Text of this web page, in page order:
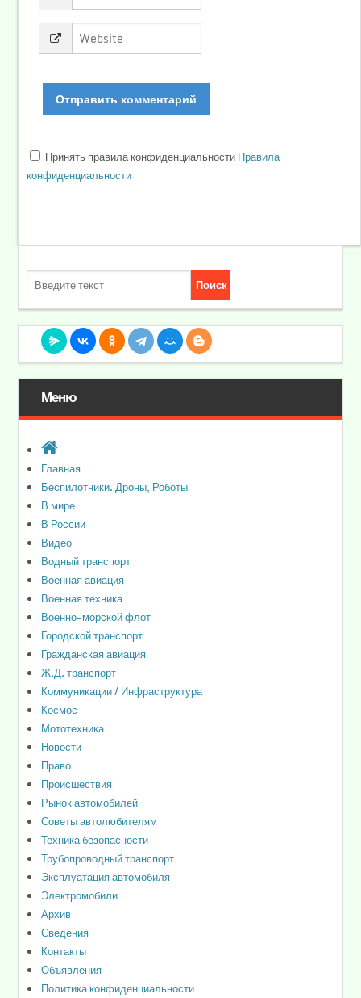
Принять правила конфиденциальностиПравила
конфиденциальности
Меню
Главная
Беспилотники. Дроны, Роботы
В мире
В России
Видео
Водный транспорт
Военная авиация
Военная техника
Военно-морской флот
Городской транспорт
Гражданская авиация
Ж.Д. транспорт
Коммуникации / Инфраструктура
Космос
Мототехника
Новости
Право
Происшествия
Рынок автомобилей
Советы автолюбителям
Техника безопасности
Трубопроводный транспорт
Эксплуатация автомобиля
Электромобили
Архив
Сведения
Контакты
Объявления
Политика конфиденциальности